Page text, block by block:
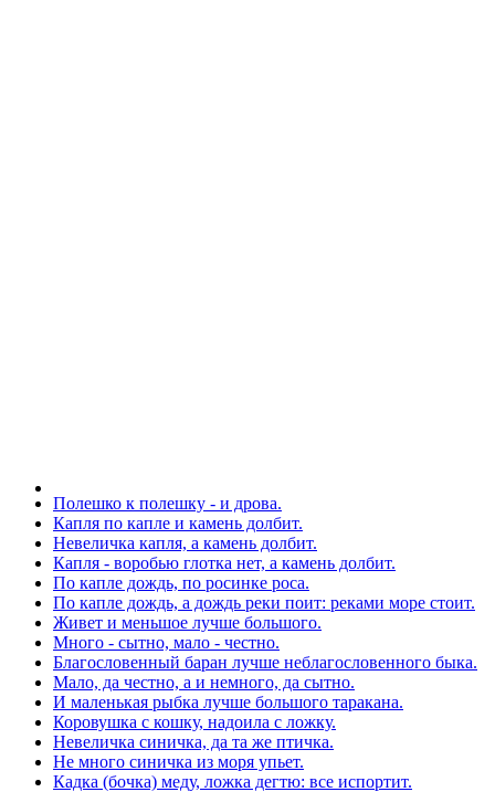
Полешко к полешку - и дрова.
Капля по капле и камень долбит.
Невеличка капля, а камень долбит.
Капля - воробью глотка нет, а камень долбит.
По капле дождь, по росинке роса.
По капле дождь, а дождь реки поит: реками море стоит.
Живет и меньшое лучше большого.
Много - сытно, мало - честно.
Благословенный баран лучше неблагословенного быка.
Мало, да честно, а и немного, да сытно.
И маленькая рыбка лучше большого таракана.
Коровушка с кошку, надоила с ложку.
Невеличка синичка, да та же птичка.
Не много синичка из моря упьет.
Кадка (бочка) меду, ложка дегтю: все испортит.